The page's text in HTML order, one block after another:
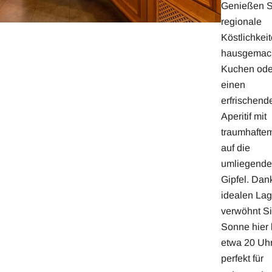
Genießen
regionale
Kuchen
einen
Aperitif mit
auf die
Gipfel.
idealen
verwöhnt
Sonne hier
etwa 20
perfekt für